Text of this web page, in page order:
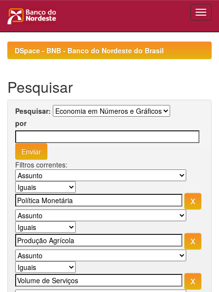
navigationDSpace - BNB - Banco do Nordeste do Brasil
Pesquisar
Pesquisar:
por
Filtros correntes: